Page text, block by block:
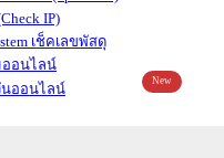
IP)
เช็คเลขพัสดุ
อนไลน์
ออนไลน์
New